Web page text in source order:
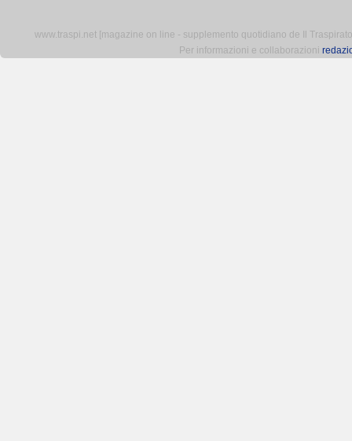
www.traspi.net [magazine on line - supplemento quotidiano de Il
Per informazioni e collaborazioni